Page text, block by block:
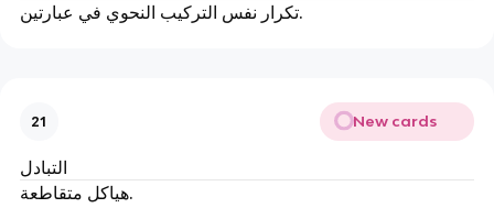
تكرار نفس التركيب النحوي في عبارتين.
21 New cards
التبادل
هياكل متقاطعة.